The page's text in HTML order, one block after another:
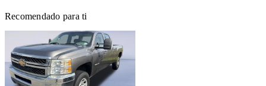
Recomendado para ti